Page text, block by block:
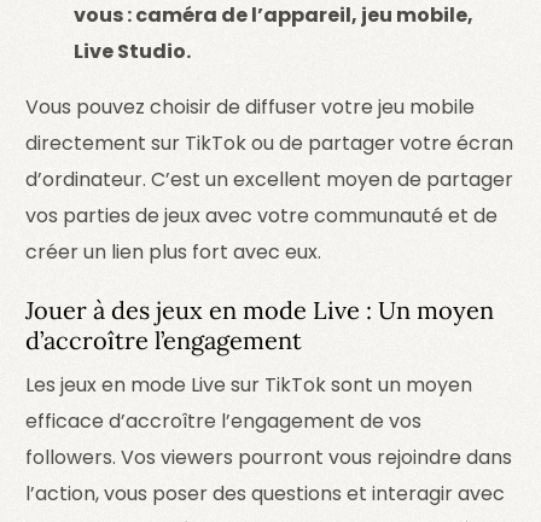
vous : caméra de l’appareil, jeu mobile,
Live Studio.
Vous pouvez choisir de diffuser votre jeu mobile
directement sur TikTok ou de partager votre écran
d’ordinateur. C’est un excellent moyen de partager
vos parties de jeux avec votre communauté et de
créer un lien plus fort avec eux.
Jouer à des jeux en mode Live : Un moyen
d’accroître l’engagement
Les jeux en mode Live sur TikTok sont un moyen
efficace d’accroître l’engagement de vos
followers. Vos viewers pourront vous rejoindre dans
l’action, vous poser des questions et interagir avec